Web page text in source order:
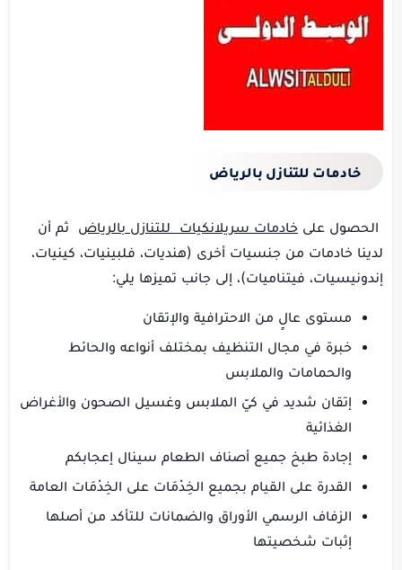
خادمات للتنازل بالرياض
الحصول على خادمات سريلانكيات للتنازل بالرياض ثم أن
لدينا خادمات من جنسيات أخرى (هنديات، فلبينيات، كينيات،
إندونيسيات، فيتناميات)، إلى جانب تميزها يلي:
مستوى عالٍ من الاحترافية والإتقان
خبرة في مجال التنظيف بمختلف أنواعه والحائط
والحمامات والملابس
إتقان شديد في كيّ الملابس وغسيل الصحون والأغراض
الغذائية
إجادة طبخ جميع أصناف الطعام سينال إعجابكم
القدرة على القيام بجميع الخِدْمَات على الخِدْمَات العامة
الزفاف الرسمي الأوراق والضمانات للتأكد من أصلها
إثبات شخصيتها